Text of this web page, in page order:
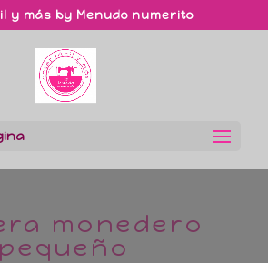
y más by Menudo numerito
monedero
pequeño